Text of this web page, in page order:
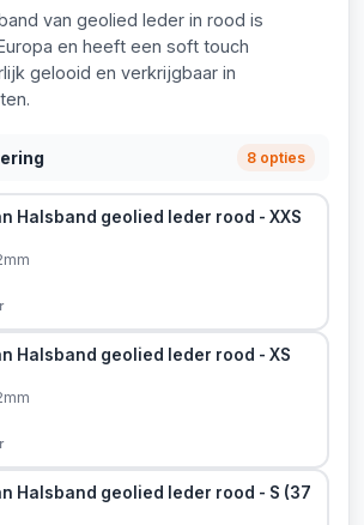
van geolied leder in rood is
en heeft een soft touch
gelooid en verkrijgbaar in
8 opties
Halsband geolied leder rood - XXS
Halsband geolied leder rood - XS
Halsband geolied leder rood - S (37